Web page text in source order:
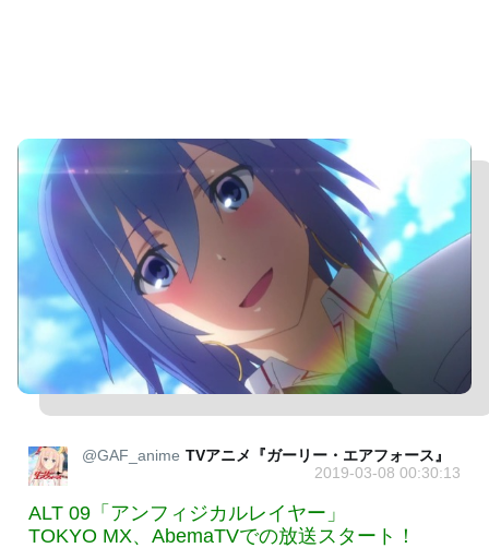
@GAF_anime TVアニメ『ガーリー・エアフォース』
2019-03-08 00:30:13
ALT 09「アンフィジカルレイヤー」
TOKYO MX、AbemaTVでの放送スタート！